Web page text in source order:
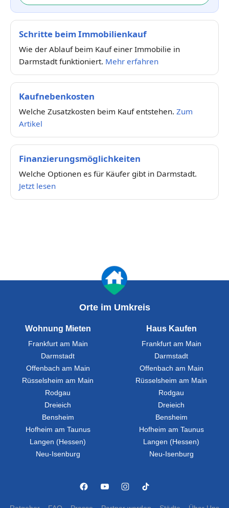
Schritte beim Immobilienkauf
Wie der Ablauf beim Kauf einer Immobilie in
Darmstadt funktioniert. Mehr erfahren
Kaufnebenkosten
Welche Zusatzkosten beim Kauf entstehen. Zum
Artikel
Finanzierungsmöglichkeiten
Welche Optionen es für Käufer gibt in Darmstadt.
Jetzt lesen
Orte im Umkreis
Wohnung Mieten
Frankfurt am Main
Darmstadt
Offenbach am Main
Rüsselsheim am Main
Rodgau
Dreieich
Bensheim
Hofheim am Taunus
Langen (Hessen)
Neu-Isenburg
Haus Kaufen
Frankfurt am Main
Darmstadt
Offenbach am Main
Rüsselsheim am Main
Rodgau
Dreieich
Bensheim
Hofheim am Taunus
Langen (Hessen)
Neu-Isenburg